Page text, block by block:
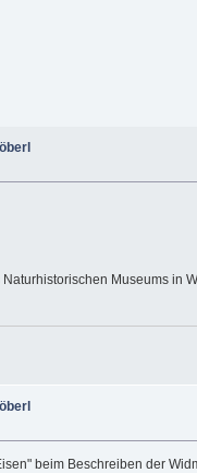
Museums in
beim Beschreiben der